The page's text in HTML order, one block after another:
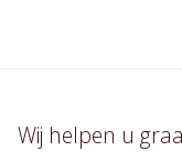
Wij helpen u